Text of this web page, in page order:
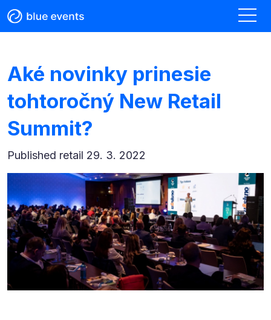
Aké novinky prinesie
tohtoročný New Retail
Summit?
Published retail 29. 3. 2022